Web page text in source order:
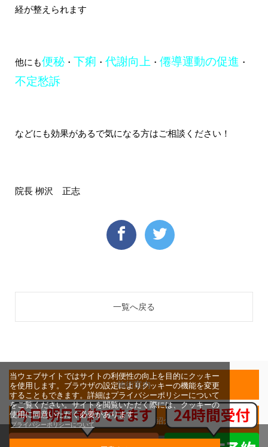
当ウェブサイトではサイトの利便性の向上を目的にクッキー
を使用します。ブラウザの設定によりクッキーの機能を変更
することもできます。詳細はプライバシーポリシーについて
をご覧ください。サイトを閲覧いただく際には、クッキーの
使用に同意いただく必要があります。
プライバシーポリシーについて
経が整えられます
他にも便秘 ・ 下痢 ・ 代謝向上 ・ 僊導運動の促進 ・
不定愁訴
などにも効果があるで気になる方はご相談ください！
院長 栁沢 正志
一覧へ戻る
施術案内
院長・スタッフ紹介